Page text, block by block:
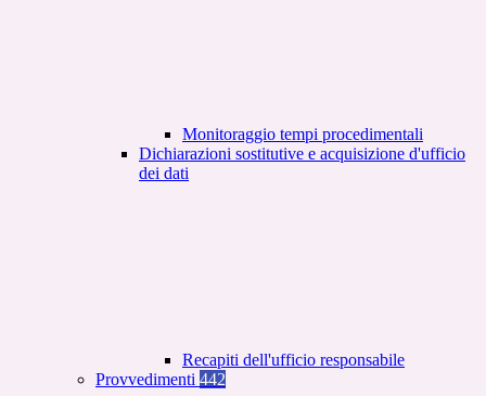
Monitoraggio tempi procedimentali
Dichiarazioni sostitutive e acquisizione d'ufficio
dei dati
Recapiti dell'ufficio responsabile
Provvedimenti 442